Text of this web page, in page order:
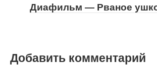
Диафильм — Рваное
Добавить комментарий